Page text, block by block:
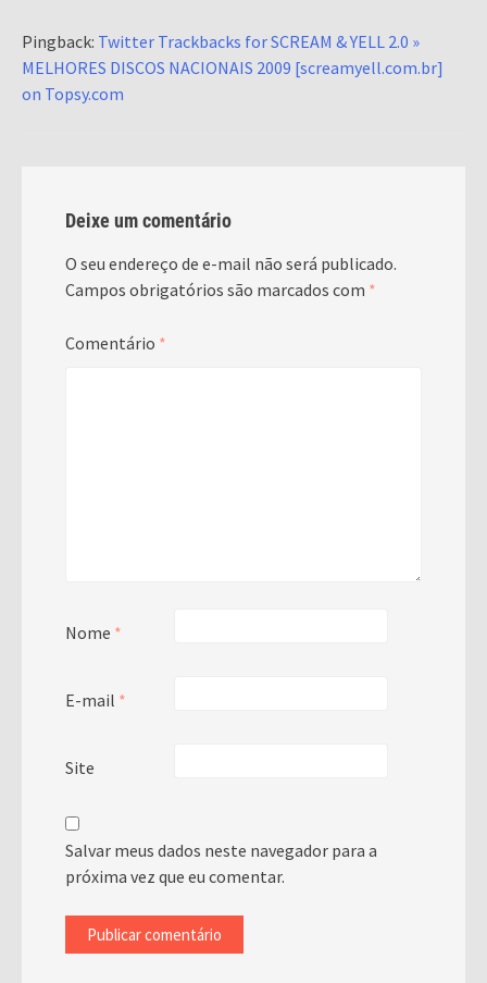
Pingback: Twitter Trackbacks for SCREAM & YELL 2.0 »
MELHORES DISCOS NACIONAIS 2009 [screamyell.com.br]
on Topsy.com
Deixe um comentário
O seu endereço de e-mail não será publicado.
Campos obrigatórios são marcados com *
Comentário *
Nome *
E-mail *
Site
Salvar meus dados neste navegador para a
próxima vez que eu comentar.